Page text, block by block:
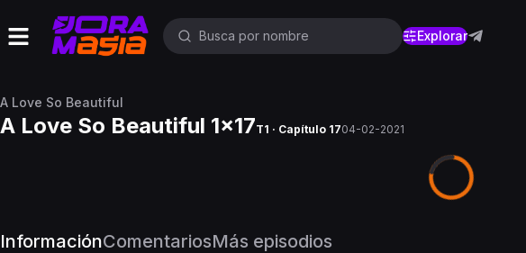
Explorar
A Love So Beautiful
A Love So Beautiful 1x17T1 · Capítulo 1704-02-2021
InformaciónComentariosMás episodios